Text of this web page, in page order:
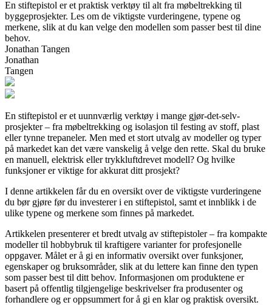
En stiftepistol er et praktisk verktøy til alt fra møbeltrekking til
byggeprosjekter. Les om de viktigste vurderingene, typene og
merkene, slik at du kan velge den modellen som passer best til dine
behov.
Jonathan Tangen
Jonathan
Tangen
En stiftepistol er et uunnværlig verktøy i mange gjør-det-selv-
prosjekter – fra møbeltrekking og isolasjon til festing av stoff, plast
eller tynne trepaneler. Men med et stort utvalg av modeller og typer
på markedet kan det være vanskelig å velge den rette. Skal du bruke
en manuell, elektrisk eller trykkluftdrevet modell? Og hvilke
funksjoner er viktige for akkurat ditt prosjekt?
I denne artikkelen får du en oversikt over de viktigste vurderingene
du bør gjøre før du investerer i en stiftepistol, samt et innblikk i de
ulike typene og merkene som finnes på markedet.
Artikkelen presenterer et bredt utvalg av stiftepistoler – fra kompakte
modeller til hobbybruk til kraftigere varianter for profesjonelle
oppgaver. Målet er å gi en informativ oversikt over funksjoner,
egenskaper og bruksområder, slik at du lettere kan finne den typen
som passer best til ditt behov. Informasjonen om produktene er
basert på offentlig tilgjengelige beskrivelser fra produsenter og
forhandlere og er oppsummert for å gi en klar og praktisk oversikt.